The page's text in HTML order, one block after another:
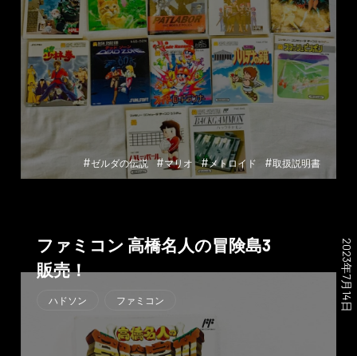
#ゼルダの伝説 #マリオ #メトロイド #取扱説明書
ファミコン 高橋名人の冒険島3
販売！
2023年7月14日
ハドソン ファミコン